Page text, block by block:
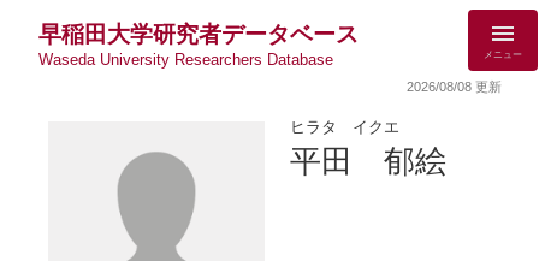
早稲田大学研究者データベース
Waseda University Researchers Database メニュー
2026/08/08 更新
ヒラタ イクエ
平田 郁絵